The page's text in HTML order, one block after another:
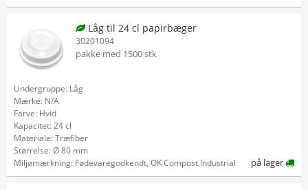
Låg til 24 cl papirbæger
30201094
pakke med 1500 stk
Undergruppe: Låg
Mærke: N/A
Farve: Hvid
Kapacitet: 24 cl
Materiale: Træfiber
Størrelse: Ø 80 mm
Miljømærkning: Fødevaregodkendt, OK Compost Industrial
på lager